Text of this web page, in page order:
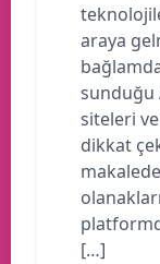
araya
sunduğu
siteleri
dikkat
[…]